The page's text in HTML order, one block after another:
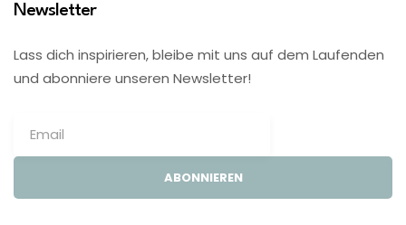
Newsletter
Lass dich inspirieren, bleibe mit uns auf dem Laufenden
und abonniere unseren Newsletter!
ABONNIEREN